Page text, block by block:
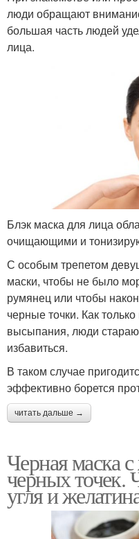
люди обращают
большая часть людей
лица.
Блэк маска для лица
очищающими и
С особым трепетом
маски, чтобы не было
румянец или чтобы
черные точки. Как
высыпания, люди
избавиться.
В таком случае
эффективно борется
читать дальше →
Черная маска
черных точек.
угля и